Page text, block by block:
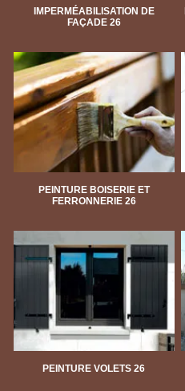
IMPERMÉABILISATION DE
FAÇADE 26
PEINTURE BOISERIE ET
FERRONNERIE 26
PEINTURE VOLETS 26